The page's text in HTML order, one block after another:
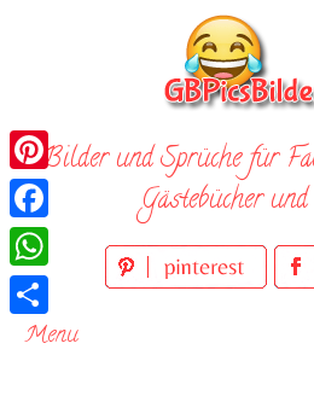
Bilder und Sprüche für
Gästebücher
Menu
Pinterest
Facebook
WhatsApp
Teilen